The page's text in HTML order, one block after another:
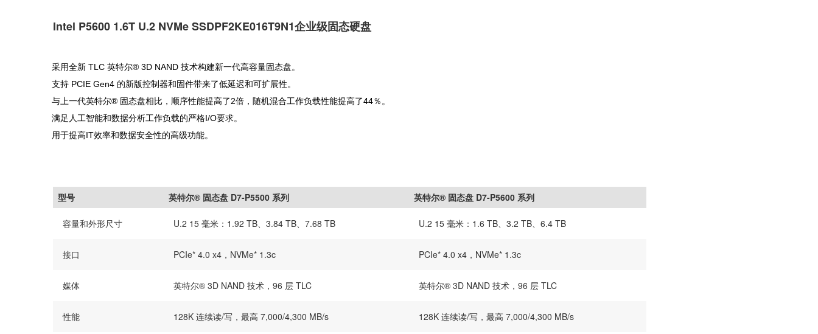
Intel P5600 1.6T U.2 NVMe SSDPF2KE016T9N1企业级固态硬盘
采用全新 TLC 英特尔® 3D NAND 技术构建新一代高容量固态盘。
支持 PCIE Gen4 的新版控制器和固件带来了低延迟和可扩展性。
与上一代英特尔® 固态盘相比，顺序性能提高了2倍，随机混合工作负载性能提高了44％。
满足人工智能和数据分析工作负载的严格I/O要求。
用于提高IT效率和数据安全性的高级功能。
型号 英特尔® 固态盘 D7-P5500 系列 英特尔® 固态盘 D7-P5600 系列
容量和外形尺寸 U.2 15 毫米：1.92 TB、3.84 TB、7.68 TB U.2 15 毫米：1.6 TB、3.2 TB、6.4 TB
接口 PCIe* 4.0 x4，NVMe* 1.3c PCIe* 4.0 x4，NVMe* 1.3c
媒体 英特尔® 3D NAND 技术，96 层 TLC 英特尔® 3D NAND 技术，96 层 TLC
性能 128K 连续读/写，最高 7,000/4,300 MB/s 128K 连续读/写，最高 7,000/4,300 MB/s